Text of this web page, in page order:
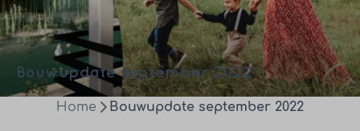
Bouwupdate september 2022
Home Bouwupdate september 2022